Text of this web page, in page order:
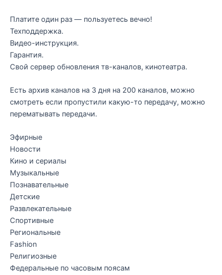
Платите один раз — пользуетесь вечно!
Техподдержка.
Видео-инструкция.
Гарантия.
Свой сервер обновления тв-каналов, кинотеатра.
Есть архив каналов на 3 дня на 200 каналов, можно
смотреть если пропустили какую-то передачу, можно
перематывать передачи.
Эфирные
Новости
Кино и сериалы
Музыкальные
Познавательные
Детские
Развлекательные
Спортивные
Региональные
Fashion
Религиозные
Федеральные по часовым поясам